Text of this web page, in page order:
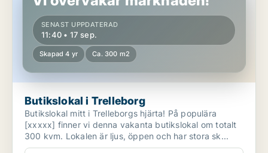
SENAST UPPDATERAD
11:40 • 17 sep.
Skapad 4 yr Ca. 300 m2
Butikslokal i Trelleborg
Butikslokal mitt i Trelleborgs hjärta! På populära
[xxxxx] finner vi denna vakanta butikslokal om totalt
300 kvm. Lokalen är ljus, öppen och har stora sk...